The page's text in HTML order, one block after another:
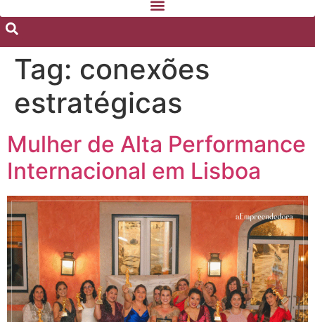
Tag: conexões
estratégicas
Mulher de Alta Performance
Internacional em Lisboa